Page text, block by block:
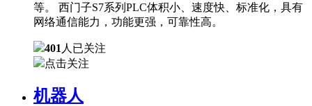
等。 西门子S7系列PLC体积小、速度快、标准化，具有
网络通信能力，功能更强，可靠性高。
401 人已关注
点击关注
机器人